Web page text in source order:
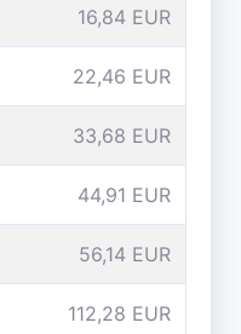
16,84 EUR
22,46 EUR
33,68 EUR
44,91 EUR
56,14 EUR
112,28 EUR